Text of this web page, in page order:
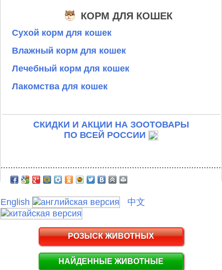
КОРМ ДЛЯ КОШЕК
Сухой корм для кошек
Влажный корм для кошек
Лечебный корм для кошек
Лакомства для кошек
СКИДКИ И АКЦИИ НА ЗООТОВАРЫ
ПО ВСЕЙ РОССИИ
English 中文
РОЗЫСК ЖИВОТНЫХ
НАЙДЕННЫЕ ЖИВОТНЫЕ